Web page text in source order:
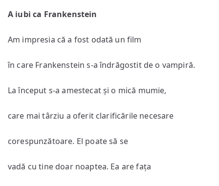
A iubi ca Frankenstein
Am impresia că a fost odată un film
în care Frankenstein s-a îndrăgostit de o vampiră.
La început s-a amestecat și o mică mumie,
care mai târziu a oferit clarificările necesare
corespunzătoare. El poate să se
vadă cu tine doar noaptea. Ea are fața